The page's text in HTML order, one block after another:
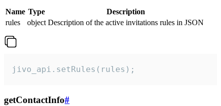
Name Type
Description
rules
object Description of the active invitations rules in JSON
jivo_api.setRules(rules);
getContactInfo#